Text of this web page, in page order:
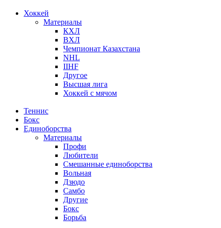
Хоккей
Материалы
КХЛ
ВХЛ
Чемпионат Казахстана
NHL
IIHF
Другое
Высшая лига
Хоккей с мячом
Теннис
Бокс
Единоборства
Материалы
Профи
Любители
Смешанные единоборства
Вольная
Дзюдо
Самбо
Другие
Бокс
Борьба